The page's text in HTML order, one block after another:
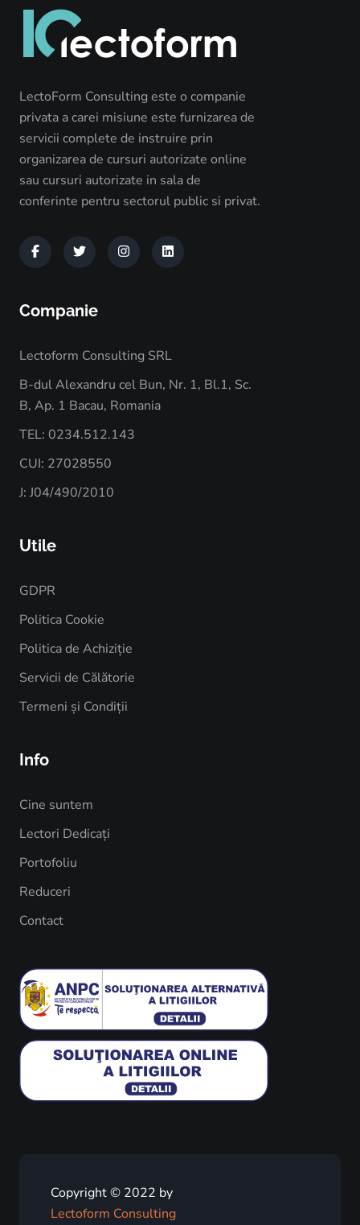
LectoForm Consulting este o companie
privata a carei misiune este furnizarea de
servicii complete de instruire prin
organizarea de cursuri autorizate online
sau cursuri autorizate in sala de
conferinte pentru sectorul public si privat.
Companie
Lectoform Consulting SRL
B-dul Alexandru cel Bun, Nr. 1, Bl.1, Sc.
B, Ap. 1 Bacau, Romania
TEL: 0234.512.143
CUI: 27028550
J: J04/490/2010
Utile
GDPR
Politica Cookie
Politica de Achiziție
Servicii de Călătorie
Termeni și Condiții
Info
Cine suntem
Lectori Dedicați
Portofoliu
Reduceri
Contact
Copyright © 2022 by
Lectoform Consulting